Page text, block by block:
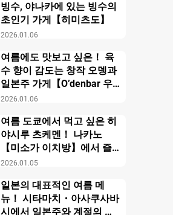
2026.01.06
빙수, 야나카에 있는 빙수의
초인기 가게【히미츠도】
2026.01.06
여름에도 맛보고 싶은！ 육
수 향이 감도는 창작 오뎅과
일본주 가게【O’denbar 우
마미 아자부주반】
2026.01.05
여름 도쿄에서 먹고 싶은 히
야시루 츠케멘！ 나카노
【미소가 이치방】에서 즐
기는 창작 미소 라멘
일본의 대표적인 여름 메
뉴！ 시타마치・아사쿠사바
시에서 일본주와 계절의 미